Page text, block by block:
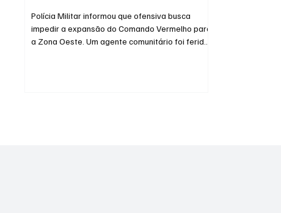
Polícia Militar informou que ofensiva busca
impedir a expansão do Comando Vermelho para
a Zona Oeste. Um agente comunitário foi ferido